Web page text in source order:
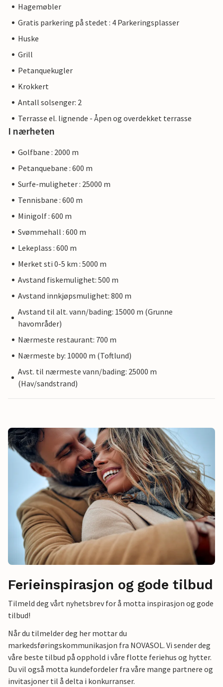
Hagemøbler
Gratis parkering på stedet : 4 Parkeringsplasser
Huske
Grill
Petanquekugler
Krokkert
Antall solsenger: 2
Terrasse el. lignende - Åpen og overdekket terrasse
I nærheten
Golfbane : 2000 m
Petanquebane : 600 m
Surfe-muligheter : 25000 m
Tennisbane : 600 m
Minigolf : 600 m
Svømmehall : 600 m
Lekeplass : 600 m
Merket sti 0-5 km : 5000 m
Avstand fiskemulighet: 500 m
Avstand innkjøpsmulighet: 800 m
Avstand til alt. vann/bading: 15000 m (Grunne
havområder)
Nærmeste restaurant: 700 m
Nærmeste by: 10000 m (Toftlund)
Avst. til nærmeste vann/bading: 25000 m
(Hav/sandstrand)
Ferieinspirasjon og gode tilbud
Tilmeld deg vårt nyhetsbrev for å motta inspirasjon og gode
tilbud!
Når du tilmelder deg her mottar du
markedsføringskommunikasjon fra NOVASOL. Vi sender deg
våre beste tilbud på opphold i våre flotte feriehus og hytter.
Du vil også motta kundefordeler fra våre mange partnere og
invitasjoner til å delta i konkurranser.